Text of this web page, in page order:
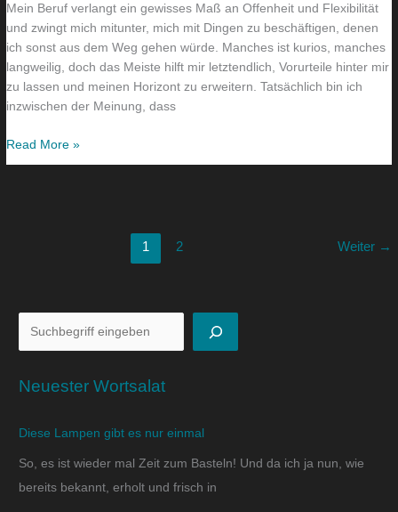
Mein Beruf verlangt ein gewisses Maß an Offenheit und Flexibilität
und zwingt mich mitunter, mich mit Dingen zu beschäftigen, denen
ich sonst aus dem Weg gehen würde. Manches ist kurios, manches
langweilig, doch das Meiste hilft mir letztendlich, Vorurteile hinter mir
zu lassen und meinen Horizont zu erweitern. Tatsächlich bin ich
inzwischen der Meinung, dass
Read More »
1 2 Weiter →
Neuester Wortsalat
Diese Lampen gibt es nur einmal
So, es ist wieder mal Zeit zum Basteln! Und da ich ja nun, wie
bereits bekannt, erholt und frisch in